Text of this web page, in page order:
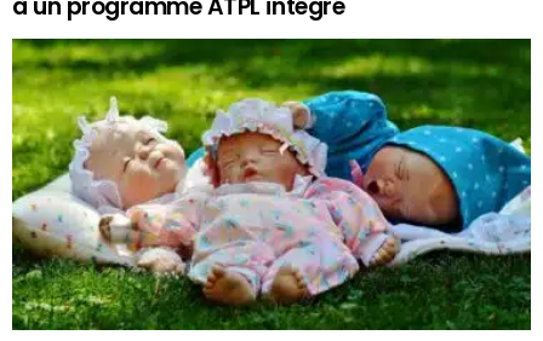
à un programme ATPL intégré